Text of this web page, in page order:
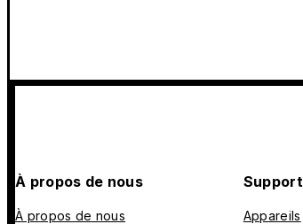
À propos de nous
À propos de nous
Support
Appareils